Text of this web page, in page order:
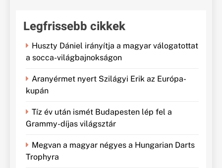
Legfrissebb cikkek
Huszty Dániel irányítja a magyar válogatottat
a socca-világbajnokságon
Aranyérmet nyert Szilágyi Erik az Európa-
kupán
Tíz év után ismét Budapesten lép fel a
Grammy-díjas világsztár
Megvan a magyar négyes a Hungarian Darts
Trophyra